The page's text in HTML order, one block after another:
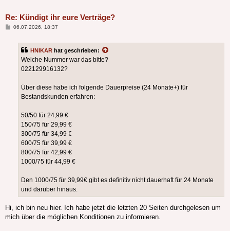
Re: Kündigt ihr eure Verträge?
Beitrag
06.07.2026, 18:37
HNIKAR hat geschrieben:
Welche Nummer war das bitte?
022129916132?
Über diese habe ich folgende Dauerpreise (24 Monate+) für
Bestandskunden erfahren:
50/50 für 24,99 €
150/75 für 29,99 €
300/75 für 34,99 €
600/75 für 39,99 €
800/75 für 42,99 €
1000/75 für 44,99 €
Den 1000/75 für 39,99€ gibt es definitiv nicht dauerhaft für 24 Monate
und darüber hinaus.
Hi, ich bin neu hier. Ich habe jetzt die letzten 20 Seiten durchgelesen um
mich über die möglichen Konditionen zu informieren.